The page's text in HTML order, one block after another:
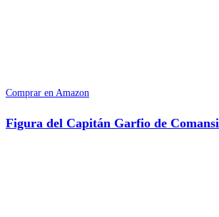
Comprar en Amazon
Figura del Capitán Garfio de Comansi